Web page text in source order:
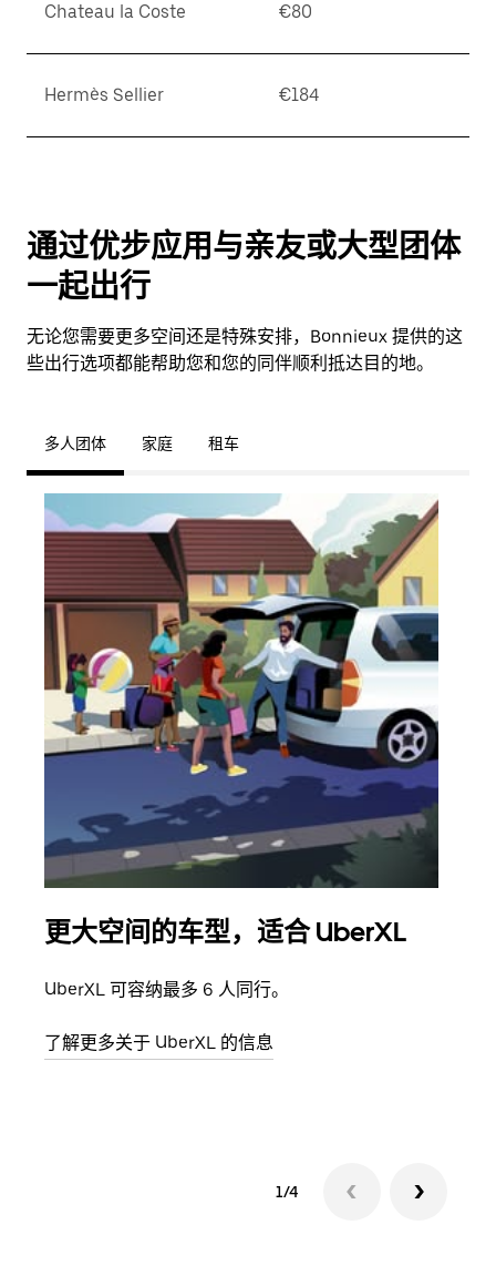
Chateau la Coste €80
Hermès Sellier €184
通过优步应用与亲友或大型团体
一起出行
无论您需要更多空间还是特殊安排，Bonnieux 提供的这
些出行选项都能帮助您和您的同伴顺利抵达目的地。
多人团体 家庭 租车
更大空间的车型，适合 UberXL
UberXL 可容纳最多 6 人同行。
了解更多关于 UberXL 的信息
1/4